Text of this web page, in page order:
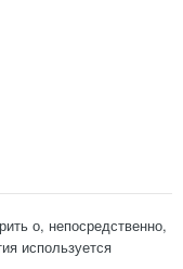
о, непосредственно,
используется